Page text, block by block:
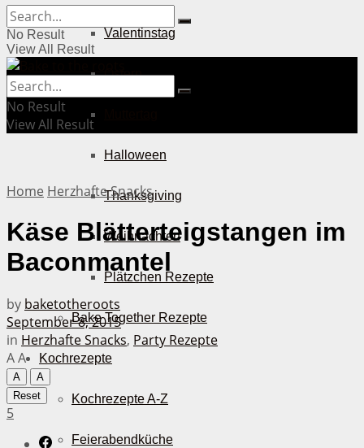
Valentinstag
Ostern
Halloween
Thanksgiving
Weihnachten
Plätzchen Rezepte
Bake Together Rezepte
Kochrezepte
Kochrezepte A-Z
Feierabendküche
No Result
View All Result
No Result
View All Result
Home Herzhafte Snacks
Käse Blätterteigstangen im
Baconmantel
by baketotheroots
September 8, 2015
in Herzhafte Snacks, Party Rezepte
AA
A
A
Reset
5